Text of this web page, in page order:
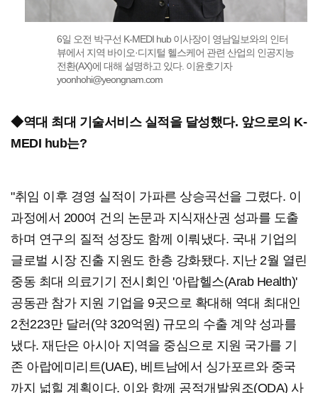
6일 오전 박구선 K-MEDI hub 이사장이 영남일보와의 인터
뷰에서 지역 바이오·디지털 헬스케어 관련 산업의 인공지능
전환(AX)에 대해 설명하고 있다. 이윤호기자
yoonhohi@yeongnam.com
◆역대 최대 기술서비스 실적을 달성했다. 앞으로의 K-
MEDI hub는?
"취임 이후 경영 실적이 가파른 상승곡선을 그렸다. 이
과정에서 200여 건의 논문과 지식재산권 성과를 도출
하며 연구의 질적 성장도 함께 이뤄냈다. 국내 기업의
글로벌 시장 진출 지원도 한층 강화됐다. 지난 2월 열린
중동 최대 의료기기 전시회인 '아랍헬스(Arab Health)'
공동관 참가 지원 기업을 9곳으로 확대해 역대 최대인
2천223만 달러(약 320억원) 규모의 수출 계약 성과를
냈다. 재단은 아시아 지역을 중심으로 지원 국가를 기
존 아랍에미리트(UAE), 베트남에서 싱가포르와 중국
까지 넓힐 계획이다. 이와 함께 공적개발원조(ODA) 사